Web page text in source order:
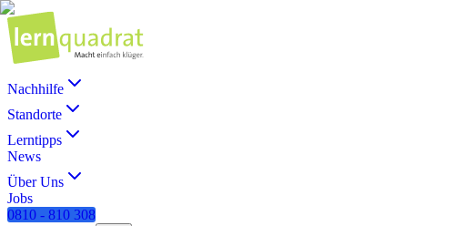
Nachhilfe
Standorte
Lerntipps
News
Über Uns
Jobs
0810 - 810 308